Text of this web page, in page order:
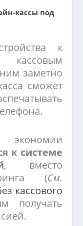
кассы под
к
заметно
сможет
экономии
к системе
, вместо
(См.
кассового
получать